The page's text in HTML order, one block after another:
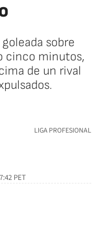
sobre
cinco minutos,
de un rival
LIGA PROFESIONAL
PET